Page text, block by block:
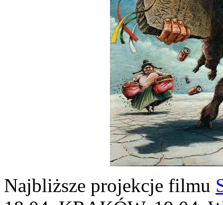
Najbliższe projekcje filmu